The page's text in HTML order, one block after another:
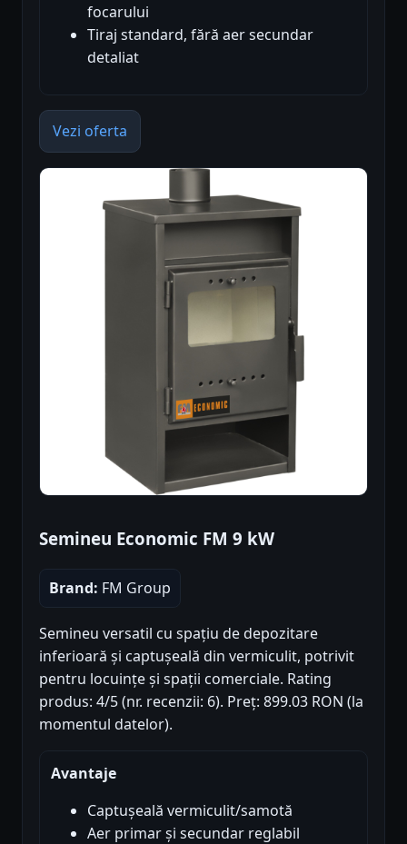
focarului
Tiraj standard, fără aer secundar
detaliat
Vezi oferta
Semineu Economic FM 9 kW
Brand: FM Group
Semineu versatil cu spațiu de depozitare
inferioară și captușeală din vermiculit, potrivit
pentru locuințe și spații comerciale. Rating
produs: 4/5 (nr. recenzii: 6). Preț: 899.03 RON (la
momentul datelor).
Avantaje
Captușeală vermiculit/samotă
Aer primar și secundar reglabil